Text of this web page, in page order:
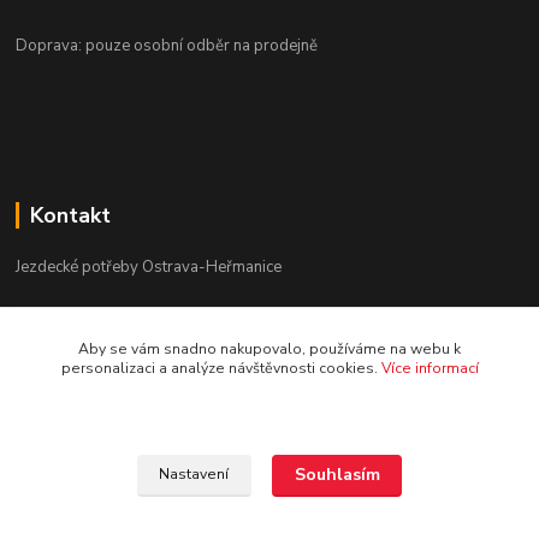
Doprava: pouze osobní odběr na prodejně
Kontakt
Jezdecké potřeby Ostrava-Heřmanice
Po-Pá 9:30 - 17:30
Aby se vám snadno nakupovalo, používáme na webu k
personalizaci a analýze návštěvnosti cookies. Více informací
Nastavení Souhlasím